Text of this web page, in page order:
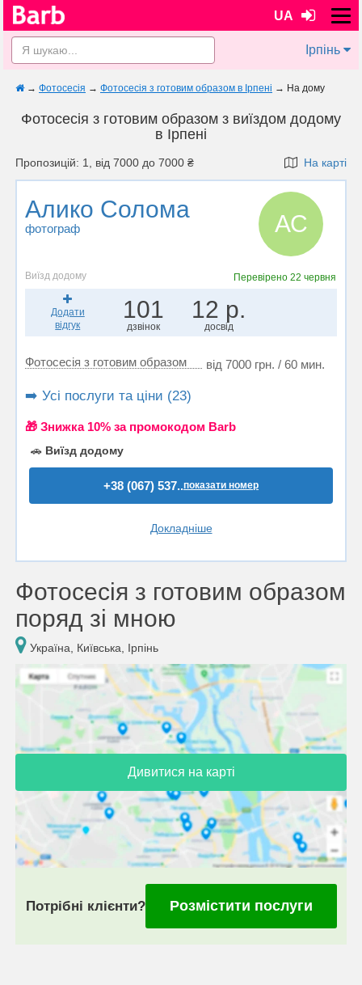
UA
Ірпінь
→ Фотосесія → Фотосесія з готовим образом в Ірпені → На дому
Фотосесія з готовим образом з виїздом додому
в Ірпені
Пропозицій: 1, від 7000 до 7000 ₴ На карті
Алико Солома
фотограф АС
Виїзд додому Перевірено22 червня
Додати
відгук
101
дзвінок
12 р.
досвід
Фотосесія з готовим образом від 7000 грн. / 60 мин.
➡️ Усі послуги та ціни (23)
🎁 Знижка 10% за промокодом Barb
🚗 Виїзд додому
+38 (067) 537..показати номер
Докладніше
Фотосесія з готовим образом
поряд зі мною
Україна, Київська, Ірпінь
Дивитися на карті
Потрібні клієнти? Розмістити послуги